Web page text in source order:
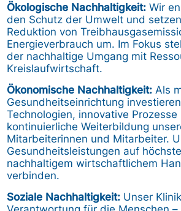
Ökologische Nachhaltigkeit:Wir
den Schutz der Umwelt und
Reduktion von
Energieverbrauch um. Im Fokus
der nachhaltige Umgang mit
Kreislaufwirtschaft.
Ökonomische Nachhaltigkeit: Als
Gesundheitseinrichtung
Technologien, innovative Prozesse
kontinuierliche Weiterbildung
Mitarbeiterinnen und Mitarbeiter.
Gesundheitsleistungen auf
nachhaltigem wirtschaftlichem
verbinden.
Soziale Nachhaltigkeit: Unser